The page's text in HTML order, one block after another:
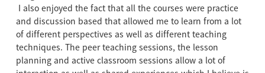
I also enjoyed the fact that all the courses were practice
and discussion based that allowed me to learn from a lot
of different perspectives as well as different teaching
techniques. The peer teaching sessions, the lesson
planning and active classroom sessions allow a lot of